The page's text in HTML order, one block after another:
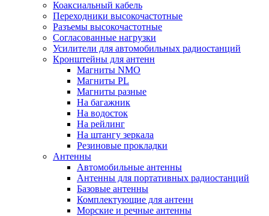
Коаксиальный кабель
Переходники высокочастотные
Разъемы высокочастотные
Согласованные нагрузки
Усилители для автомобильных радиостанций
Кронштейны для антенн
Магниты NMO
Магниты PL
Магниты разные
На багажник
На водосток
На рейлинг
На штангу зеркала
Резиновые прокладки
Антенны
Автомобильные антенны
Антенны для портативных радиостанций
Базовые антенны
Комплектующие для антенн
Морские и речные антенны